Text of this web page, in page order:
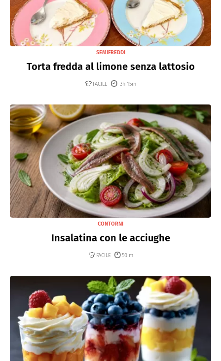
SEMIFREDDI
Torta fredda al limone senza lattosio
FACILE 3h 15m
CONTORNI
Insalatina con le acciughe
FACILE 50 m